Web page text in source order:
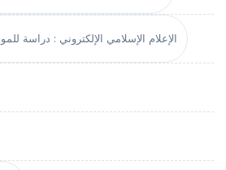
الإعلام الإسلامي الإلكتروني : دراسة